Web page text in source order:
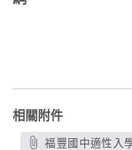
相關附件
福豐國中適性入